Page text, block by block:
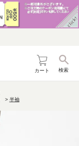
カート 検索
半袖